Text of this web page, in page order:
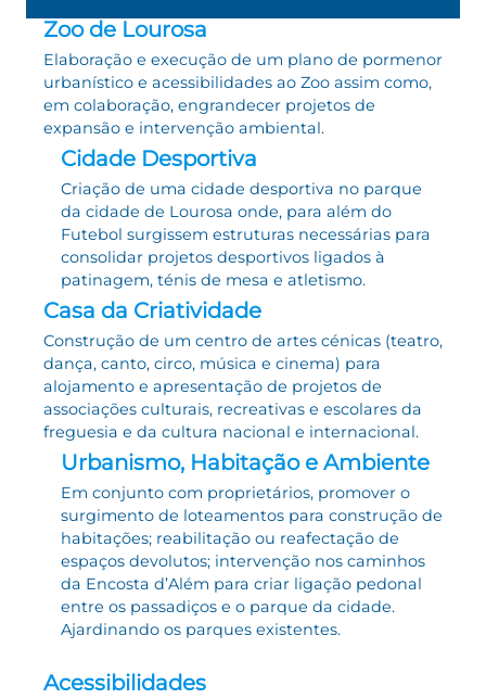
Zoo de Lourosa
Elaboração e execução de um plano de pormenor
urbanístico e acessibilidades ao Zoo assim como,
em colaboração, engrandecer projetos de
expansão e intervenção ambiental.
Cidade Desportiva
Criação de uma cidade desportiva no parque
da cidade de Lourosa onde, para além do
Futebol surgissem estruturas necessárias para
consolidar projetos desportivos ligados à
patinagem, ténis de mesa e atletismo.
Casa da Criatividade
Construção de um centro de artes cénicas (teatro,
dança, canto, circo, música e cinema) para
alojamento e apresentação de projetos de
associações culturais, recreativas e escolares da
freguesia e da cultura nacional e internacional.
Urbanismo, Habitação e Ambiente
Em conjunto com proprietários, promover o
surgimento de loteamentos para construção de
habitações; reabilitação ou reafectação de
espaços devolutos; intervenção nos caminhos
da Encosta d’Além para criar ligação pedonal
entre os passadiços e o parque da cidade.
Ajardinando os parques existentes.
Acessibilidades